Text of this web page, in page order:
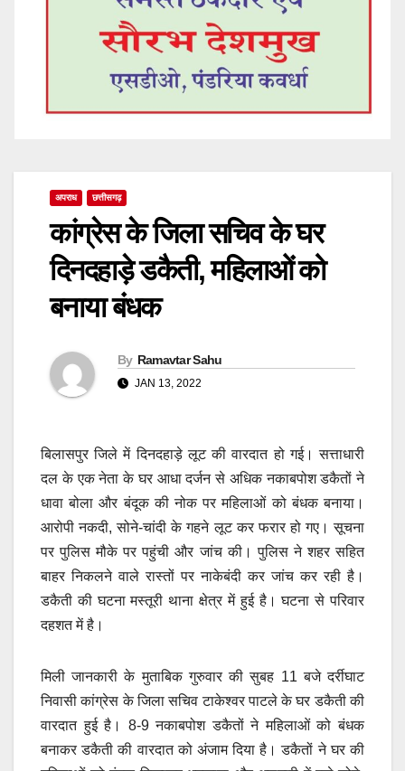
अपराध छत्तीसगढ़
कांग्रेस के जिला सचिव के घर
दिनदहाड़े डकैती, महिलाओं को
बनाया बंधक
By Ramavtar Sahu
JAN 13, 2022
बिलासपुर जिले में दिनदहाड़े लूट की वारदात हो गई। सत्ताधारी
दल के एक नेता के घर आधा दर्जन से अधिक नकाबपोश डकैतों ने
धावा बोला और बंदूक की नोक पर महिलाओं को बंधक बनाया।
आरोपी नकदी, सोने-चांदी के गहने लूट कर फरार हो गए। सूचना
पर पुलिस मौके पर पहुंची और जांच की। पुलिस ने शहर सहित
बाहर निकलने वाले रास्तों पर नाकेबंदी कर जांच कर रही है।
डकैती की घटना मस्तूरी थाना क्षेत्र में हुई है। घटना से परिवार
दहशत में है।
मिली जानकारी के मुताबिक गुरुवार की सुबह 11 बजे दर्रीघाट
निवासी कांग्रेस के जिला सचिव टाकेश्वर पाटले के घर डकैती की
वारदात हुई है। 8-9 नकाबपोश डकैतों ने महिलाओं को बंधक
बनाकर डकैती की वारदात को अंजाम दिया है। डकैतों ने घर की